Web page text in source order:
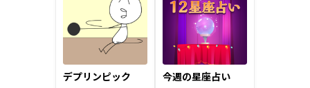
デプリンピック 今週の星座占い